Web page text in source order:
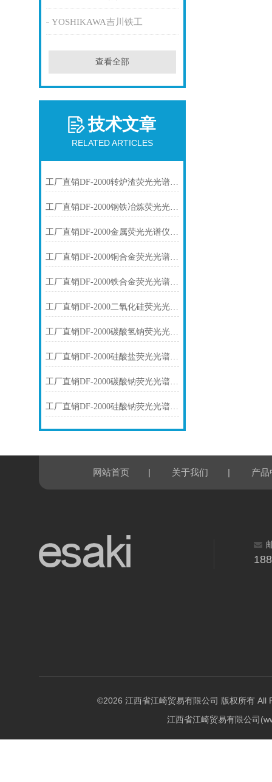
YOSHIKAWA吉川铁工
查看全部
技术文章
RELATED ARTICLES
工厂直销DF-2000转炉渣荧光光谱仪技术参数
工厂直销DF-2000钢铁冶炼荧光光谱仪技术参数
工厂直销DF-2000金属荧光光谱仪技术参数
工厂直销DF-2000铜合金荧光光谱仪技术参数
工厂直销DF-2000铁合金荧光光谱仪技术参数
工厂直销DF-2000二氧化硅荧光光谱仪技术参数
工厂直销DF-2000碳酸氢钠荧光光谱仪技术参数
工厂直销DF-2000硅酸盐荧光光谱仪技术参数
工厂直销DF-2000碳酸钠荧光光谱仪技术参数
工厂直销DF-2000硅酸钠荧光光谱仪技术参数
网站首页 | 关于我们 | 产品
©2026 江西省江崎贸易有限公司 版权所有 All
江西省江崎贸易有限公司